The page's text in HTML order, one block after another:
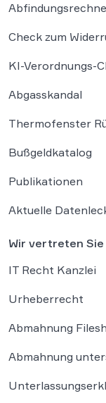
Check zum
KI-Verordnungs-
Abgasskandal
Thermofenster
Bußgeldkatalog
Publikationen
Aktuelle
Wir vertreten Sie
IT Recht Kanzlei
Urheberrecht
Abmahnung
Abmahnung